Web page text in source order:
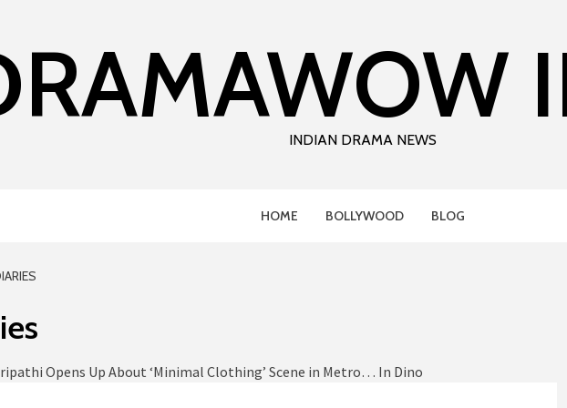
INDIAN DRAMA NEWS
HOME BOLLYWOOD BLOG